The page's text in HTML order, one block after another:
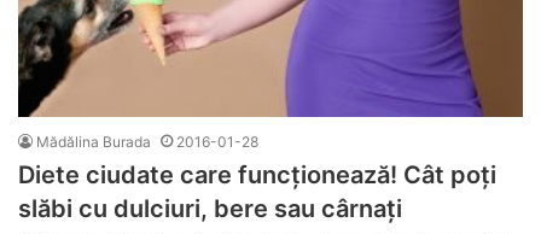
Mădălina Burada 2016-01-28
Diete ciudate care funcționează! Cât poți
slăbi cu dulciuri, bere sau cârnați